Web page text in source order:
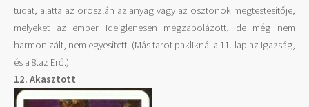
tudat, alatta az oroszlán az anyag vagy az ösztönök megtestesítője,
melyeket az ember ideiglenesen megzabolázott, de még nem
harmonizált, nem egyesített. (Más tarot pakliknál a 11. lap az Igazság,
és a 8.az Erő.)
12. Akasztott